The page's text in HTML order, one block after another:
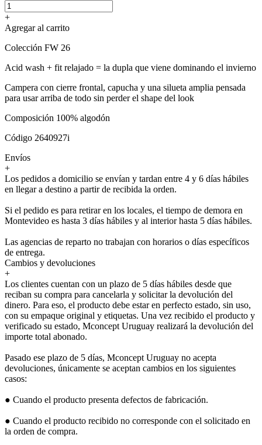
+
Agregar al carrito
Colección FW 26
Acid wash + fit relajado = la dupla que viene dominando el invierno
Campera con cierre frontal, capucha y una silueta amplia pensada
para usar arriba de todo sin perder el shape del look
Composición 100% algodón
Código 2640927i
Envíos
+
Los pedidos a domicilio se envían y tardan entre 4 y 6 días hábiles
en llegar a destino a partir de recibida la orden.
Si el pedido es para retirar en los locales, el tiempo de demora en
Montevideo es hasta 3 días hábiles y al interior hasta 5 días hábiles.
Las agencias de reparto no trabajan con horarios o días específicos
de entrega.
Cambios y devoluciones
+
Los clientes cuentan con un plazo de 5 días hábiles desde que
reciban su compra para cancelarla y solicitar la devolución del
dinero. Para eso, el producto debe estar en perfecto estado, sin uso,
con su empaque original y etiquetas. Una vez recibido el producto y
verificado su estado, Mconcept Uruguay realizará la devolución del
importe total abonado.
Pasado ese plazo de 5 días, Mconcept Uruguay no acepta
devoluciones, únicamente se aceptan cambios en los siguientes
casos:
● Cuando el producto presenta defectos de fabricación.
● Cuando el producto recibido no corresponde con el solicitado en
la orden de compra.